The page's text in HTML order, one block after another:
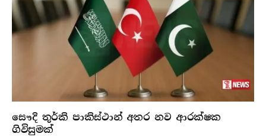
සෞදි තුර්කි පාකිස්ථාන් අතර නව ආරක්ෂක
ගිවිසුමක්